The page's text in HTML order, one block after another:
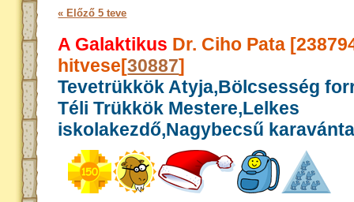
« Előző 5 teve
A Galaktikus Dr. Ciho Pata
hitvese[30887]
Tevetrükkök Atyja,Bölcsesség
Téli Trükkök Mestere,Lelkes
iskolakezdő,Nagybecsű